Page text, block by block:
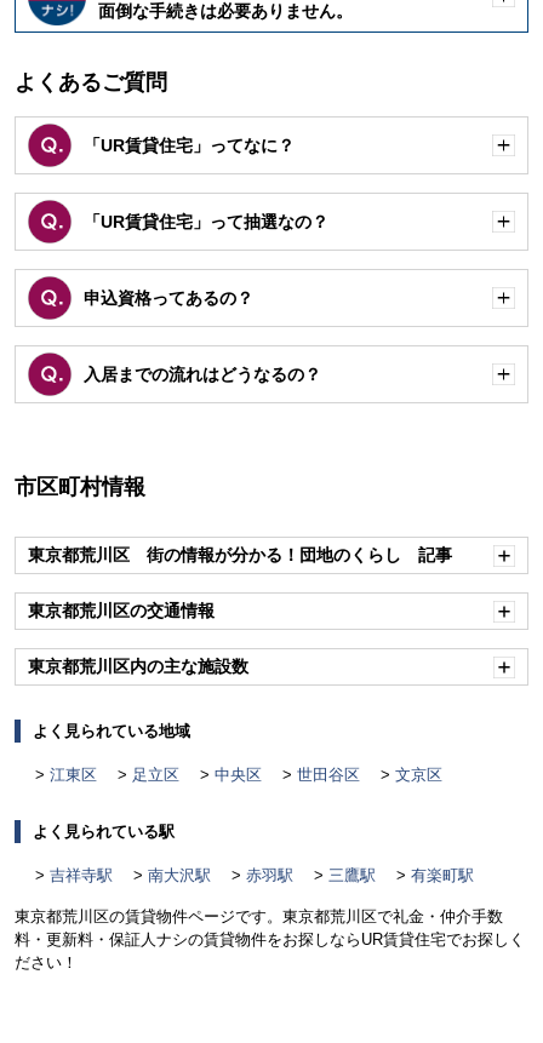
面倒な手続きは必要ありません。
く
よくあるご質問
「UR賃貸住宅」ってなに？
く
「UR賃貸住宅」って抽選なの？
く
申込資格ってあるの？
く
入居までの流れはどうなるの？
く
市区町村情報
東京都荒川区 街の情報が分かる！団地のくらし 記事
東京都荒川区の交通情報
東京都荒川区内の主な施設数
よく見られている地域
江東区 足立区 中央区 世田谷区 文京区
よく見られている駅
吉祥寺駅 南大沢駅 赤羽駅 三鷹駅 有楽町駅
東京都荒川区の賃貸物件ページです。東京都荒川区で礼金・仲介手数
料・更新料・保証人ナシの賃貸物件をお探しならUR賃貸住宅でお探しく
ださい！